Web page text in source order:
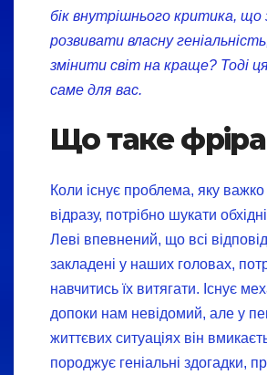
бік внутрішнього критика, що
розвивати власну
змінити світ на краще? Тоді
саме для вас.
Що таке
Коли існує проблема, яку
відразу, потрібно шукати
Леві впевнений, що всі
закладені у наших головах,
навчитись їх витягати. Існує
допоки нам невідомий, але у
життєвих ситуаціях він
породжує геніальні здогадки,